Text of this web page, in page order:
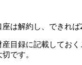
は解約し、できれば
目録に記載してお
です。